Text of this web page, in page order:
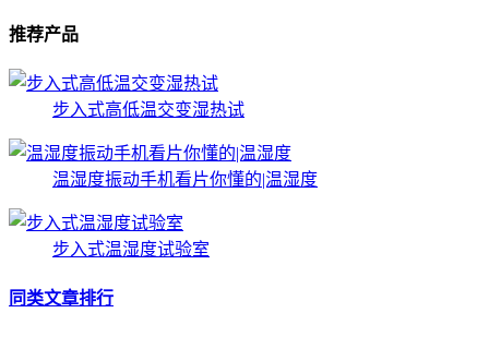
推荐产品
步入式高低温交变湿热试
温湿度振动手机看片你懂的|温湿度
步入式温湿度试验室
同类文章排行